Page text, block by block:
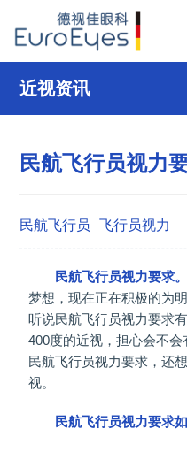
近视资讯
民航飞行员视力
民航飞行员 飞行员视力
民航飞行员视力要求
梦想，现在正在积极的为
听说民航飞行员视力要求
400度的近视，担心会不
民航飞行员视力要求，还
视。
民航飞行员视力要求如